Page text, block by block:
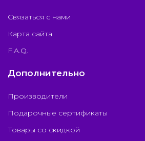
Связаться с нами
Карта сайта
F.A.Q.
Дополнительно
Производители
Подарочные сертификаты
Товары со скидкой